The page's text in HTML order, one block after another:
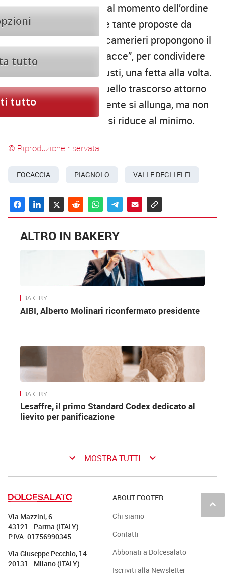
una certa indecisione al momento dell’ordine
(comprensibile, date le tante proposte da
acquolina in bocca), i camerieri propongono il
cosiddetto “giro di focacce”, per condividere
tutti insieme diversi gusti, una fetta alla volta.
Il tempo del pasto e quello trascorso attorno
alla tavola inevitabilmente si allunga, ma non
quello dell’attesa, che si riduce al minimo.
© Riproduzione riservata
FOCACCIA PIAGNOLO VALLE DEGLI ELFI
ALTRO IN BAKERY
BAKERY
AIBI, Alberto Molinari riconfermato presidente
BAKERY
Lesaffre, il primo Standard Codex dedicato al
lievito per panificazione
keyboard_arrow_down MOSTRA TUTTI keyboard_arrow_down
keyboard_arrow_up
Via Mazzini, 6
43121 - Parma (ITALY)
P.IVA: 01756990345
Via Giuseppe Pecchio, 14
20131 - Milano (ITALY)
ABOUT FOOTER
Chi siamo
Contatti
Abbonati a Dolcesalato
Iscriviti alla Newsletter
tutto
tutto